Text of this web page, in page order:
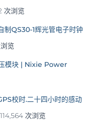
次浏览
制QS30-1辉光管电子时钟
览
模块 | Nixie Power
校时.二十四小时的感动
次浏览